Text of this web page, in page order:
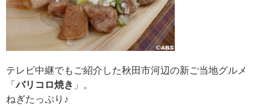
テレビ中継でもご紹介した秋田市河辺の新ご当地グルメ
「バリコロ焼き 」。
ねぎたっぷり♪